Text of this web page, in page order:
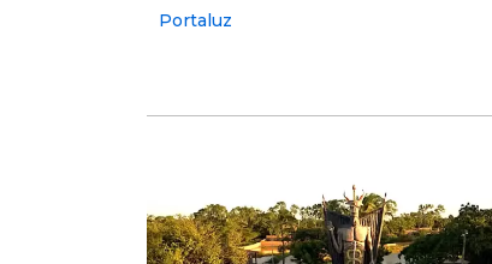
Portaluz